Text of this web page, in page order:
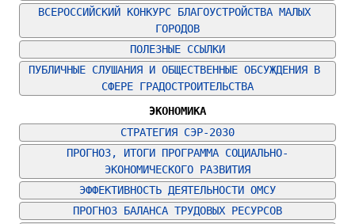
ВСЕРОССИЙСКИЙ КОНКУРС БЛАГОУСТРОЙСТВА МАЛЫХ
ГОРОДОВ
ПОЛЕЗНЫЕ ССЫЛКИ
ПУБЛИЧНЫЕ СЛУШАНИЯ И ОБЩЕСТВЕННЫЕ ОБСУЖДЕНИЯ В
СФЕРЕ ГРАДОСТРОИТЕЛЬСТВА
ЭКОНОМИКА
СТРАТЕГИЯ СЭР-2030
ПРОГНОЗ, ИТОГИ ПРОГРАММА СОЦИАЛЬНО-
ЭКОНОМИЧЕСКОГО РАЗВИТИЯ
ЭФФЕКТИВНОСТЬ ДЕЯТЕЛЬНОСТИ ОМСУ
ПРОГНОЗ БАЛАНСА ТРУДОВЫХ РЕСУРСОВ